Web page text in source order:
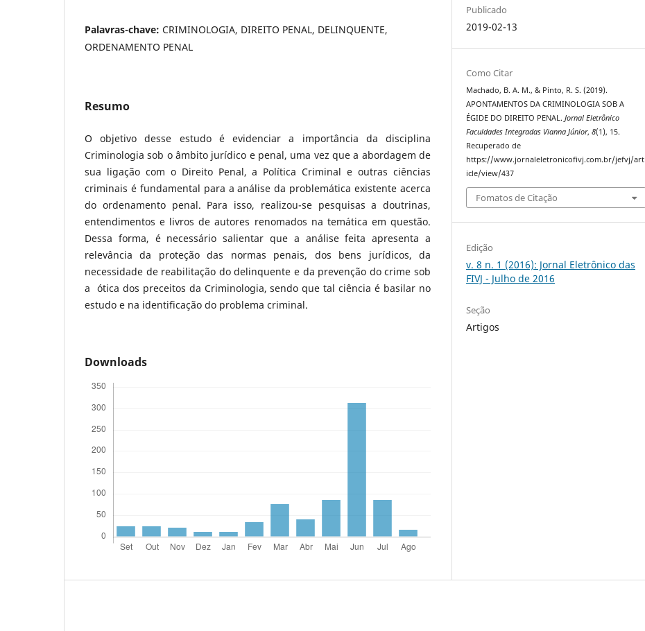
Palavras-chave: CRIMINOLOGIA, DIREITO PENAL, DELINQUENTE,
ORDENAMENTO PENAL
Resumo
O objetivo desse estudo é evidenciar a importância da disciplina
Criminologia sob o âmbito jurídico e penal, uma vez que a abordagem de
sua ligação com o Direito Penal, a Política Criminal e outras ciências
criminais é fundamental para a análise da problemática existente acerca
do ordenamento penal. Para isso, realizou-se pesquisas a doutrinas,
entendimentos e livros de autores renomados na temática em questão.
Dessa forma, é necessário salientar que a análise feita apresenta a
relevância da proteção das normas penais, dos bens jurídicos, da
necessidade de reabilitação do delinquente e da prevenção do crime sob
a ótica dos preceitos da Criminologia, sendo que tal ciência é basilar no
estudo e na identificação do problema criminal.
Downloads
Publicado
2019-02-13
Como Citar
Machado, B. A. M., & Pinto, R. S. (2019).
APONTAMENTOS DA CRIMINOLOGIA SOB A
ÉGIDE DO DIREITO PENAL.Jornal Eletrônico
Faculdades Integradas Vianna Júnior,8(1), 15.
Recuperado de
https://www.jornaleletronicofivj.com.br/jefvj/art
icle/view/437
Fomatos de Citação
Edição
v. 8 n. 1 (2016): Jornal Eletrônico das
FIVJ - Julho de 2016
Seção
Artigos